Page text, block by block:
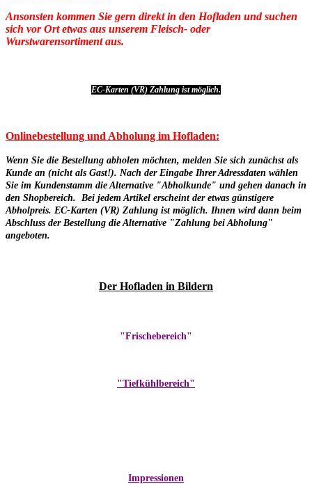
Ansonsten kommen Sie gern direkt in den Hofladen und suchen
sich vor Ort etwas aus unserem Fleisch- oder
Wurstwarensortiment aus.
EC-Karten (VR) Zahlung ist möglich.
Onlinebestellung und Abholung im Hofladen:
Wenn Sie die Bestellung abholen möchten, melden Sie sich zunächst als
Kunde an (nicht als Gast!). Nach der Eingabe Ihrer Adressdaten wählen
Sie im Kundenstamm die Alternative "Abholkunde" und gehen danach in
den Shopbereich. Bei jedem Artikel erscheint der etwas günstigere
Abholpreis. EC-Karten (VR) Zahlung ist möglich. Ihnen wird dann beim
Abschluss der Bestellung die Alternative "Zahlung bei Abholung"
angeboten.
Der Hofladen in Bildern
"Frischebereich"
"Tiefkühlbereich"
Impressionen